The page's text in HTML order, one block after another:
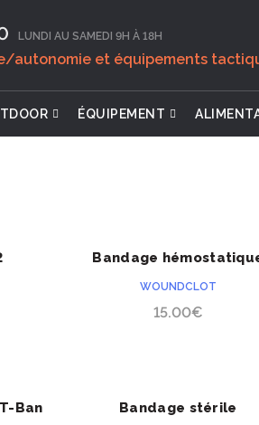
LUNDI AU SAMEDI 9H À 18H
autonomie et équipements
ÉQUIPEMENT
ACHETER
Bandage
WOUNDCLOT
15.00€
Ban ACHETER
Bandage stérile